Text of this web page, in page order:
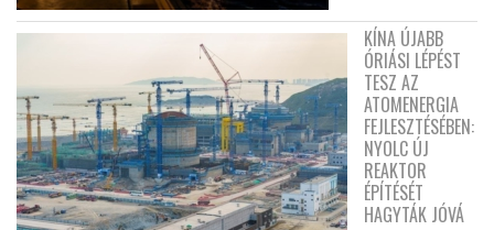
KÍNA ÚJABB
ÓRIÁSI LÉPÉST
TESZ AZ
ATOMENERGIA
FEJLESZTÉSÉBEN:
NYOLC ÚJ
REAKTOR
ÉPÍTÉSÉT
HAGYTÁK JÓVÁ